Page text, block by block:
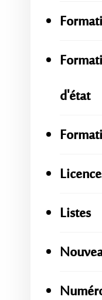
d'état
Listes